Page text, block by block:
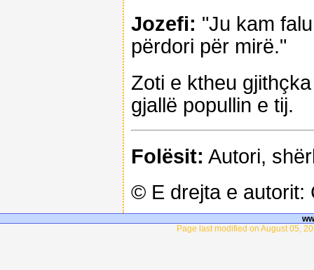
Jozefi: "Ju kam
përdori për mirë."
Zoti e ktheu
gjallë popullin e tij.
Folësit: Autori,
© E drejta e autorit:
Page last modified on August 05,